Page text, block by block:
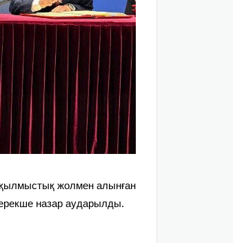
қылмыстық жолмен алынған
ерекше назар аударылды.